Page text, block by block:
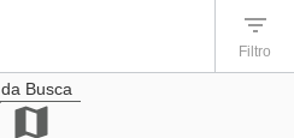
Filtro
Busca